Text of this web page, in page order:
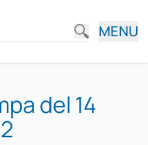
MENU
del 14